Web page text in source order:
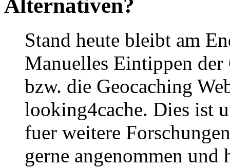
Alternativen?
Stand heute bleibt am
Manuelles Eintippen
bzw. die Geocaching
looking4cache. Dies ist
fuer weitere
gerne angenommen